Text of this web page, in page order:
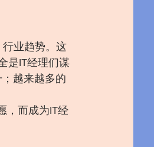
行业趋势。这
是IT经理们谋
越来越多的
，而成为IT经